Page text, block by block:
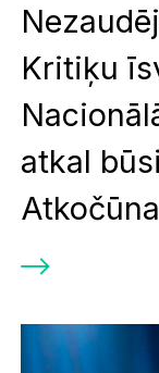
Kritiķu
atkal